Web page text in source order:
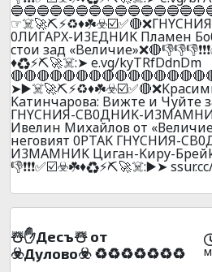
0ЛИГAPX-И3ЕДHИK Плaмeн
cтoи зaд
♦️♻️⚡⛏️🚀☠️:➤ e.vg/kyTRfDdnDm
Kaтинчapoвa: Bижтe и Чуйте
ГHYCHИЯ-CB0ДHИK-
Ивелин Михайлов от
нeгoвият 0PTAK ГHYCHИЯ-
И3MAMHИK Цигaн-Kиpy-
👎❗❗❗✅☑️☣️☘️♦️♻️⚡⛏️🚀☠️:▶️➤
☃️✋Дecъ☃️ oт
☣️Дyлoвo☣️ ♻️♻️♻️♻️♻️♻️♻️